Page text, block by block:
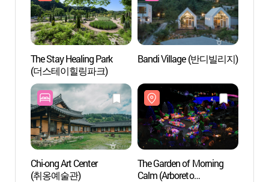
The Stay Healing Park
(더스테이힐링파크)
Bandi Village (반디빌리지)
Chi-ong Art Center
(취옹예술관)
The Garden of Morning
Calm (Arboreto